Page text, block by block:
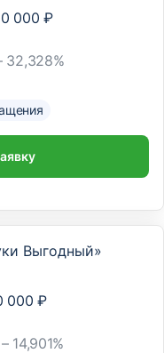
000 ₽
32,328%
Выгодный»
000 ₽
14,901%